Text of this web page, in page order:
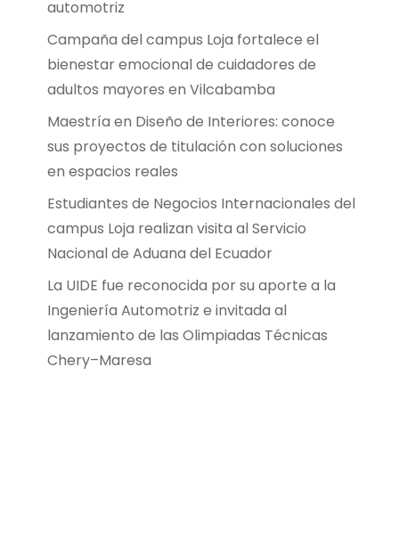
automotriz
Campaña del campus Loja fortalece el
bienestar emocional de cuidadores de
adultos mayores en Vilcabamba
Maestría en Diseño de Interiores: conoce
sus proyectos de titulación con soluciones
en espacios reales
Estudiantes de Negocios Internacionales del
campus Loja realizan visita al Servicio
Nacional de Aduana del Ecuador
La UIDE fue reconocida por su aporte a la
Ingeniería Automotriz e invitada al
lanzamiento de las Olimpiadas Técnicas
Chery–Maresa